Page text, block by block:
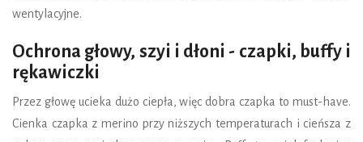
wentylacyjne.
Ochrona głowy, szyi i dłoni - czapki, buffy i
rękawiczki
Przez głowę ucieka dużo ciepła, więc dobra czapka to must-have.
Cienka czapka z merino przy niższych temperaturach i cieńsza z